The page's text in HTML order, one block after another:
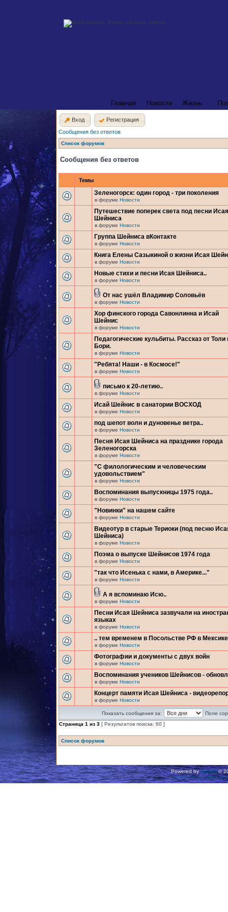
Главная Новости Жизнь
Вход
Регистрация
Сообщения без ответов
Список форумов
Сообщения без ответов
Темы
Зеленогорск: один город - три поколения
в форуме Новости
Путешествие поперек света под песни Исая
Шейниса
в форуме Новости
Группа Шейниса вКонтакте
в форуме Новости
Книга Елены Сазыкиной о жизни Исая
в форуме Новости
Новые стихи и песни Исая Шейниса..
в форуме Новости
От нас ушёл Владимир Соловьёв
в форуме Новости
Хор финского города Савонлинна и Исай
Шейнис
в форуме Новости
Педагогические кульбиты. Рассказ от Толи
Бори.
в форуме Новости
"Ребята! Наши - в Космосе!"
в форуме Новости
письмо к 20-летию..
в форуме Новости
Исай Шейнис в санатории ВОСХОД
в форуме Новости
под шепот волн и дуновенье ветра..
в форуме Новости
Песня Исая Шейниса на празднике города
Зеленогорска
в форуме Новости
"С филологическим и человеческим
удовольствием"
в форуме Новости
Воспоминания выпускницы 1975 года..
в форуме Новости
"Новинки" на нашем сайте
в форуме Новости
Видеотур в старые Териоки (под песню
Шейниса)
в форуме Новости
Поэма о выпуске Шейнисов 1974 года
в форуме Новости
"так что Исенька с нами, в Америке..."
в форуме Новости
А я вспоминаю Исю..
в форуме Новости
Песни Исая Шейниса зазвучали на
языках
в форуме Новости
.. тем временем в Посольстве РФ в
в форуме Новости
Фотографии и документы с двух войн
в форуме Новости
Воспоминания учеников Шейнисов -
в форуме Новости
Концерт памяти Исая Шейниса -
в форуме Новости
Показать сообщения за:
Поле
Страница 1 из 3 [ Результатов поиска: 60 ]
Список форумов
Powered byphpBB©
Русская поддержка